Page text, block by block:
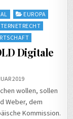
EUROPA
Digitale
2019
wollen, sollen
Weber, dem
Kommission.